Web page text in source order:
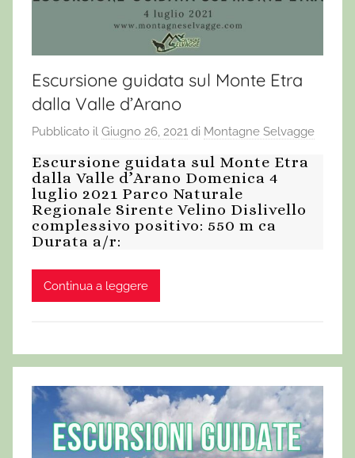
Escursione guidata sul Monte Etra
dalla Valle d’Arano
Pubblicato il Giugno 26, 2021 di Montagne Selvagge
Escursione guidata sul Monte Etra
dalla Valle d’Arano Domenica 4
luglio 2021 Parco Naturale
Regionale Sirente Velino Dislivello
complessivo positivo: 550 m ca
Durata a/r:
Continua a leggere